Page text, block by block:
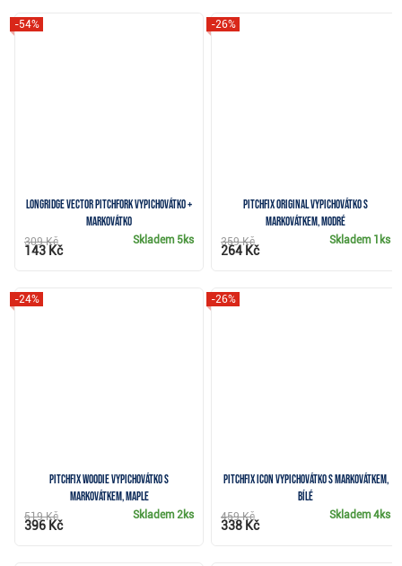
Longridge Vector Pitchfork vypichovátko +
markovátko
-54%
Skladem 5ks
309 Kč
143 Kč
Pitchfix Original vypichovátko s
markovátkem, modré
-26%
Skladem 1ks
359 Kč
264 Kč
Pitchfix Woodie vypichovátko s
markovátkem, maple
-24%
Skladem2ks
519 Kč
396 Kč
Pitchfix Icon vypichovátko s markovátkem,
bílé
-26%
Skladem4ks
459 Kč
338 Kč